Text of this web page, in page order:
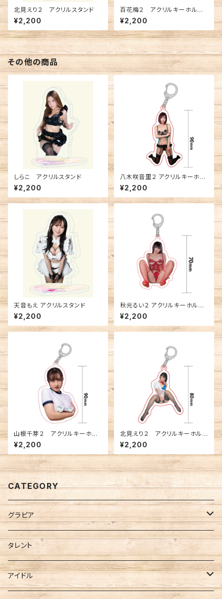
北見えり２ アクリルスタンド
¥2,200
百花梅２ アクリルキーホルダ
ー
¥2,200
その他の商品
しらこ アクリルスタンド
¥2,200
八木咲音里２ アクリルキーホル
ダー
¥2,200
天音もえ アクリルスタンド
¥2,200
秋元るい２ アクリルキーホルダ
ー
¥2,200
山根千芽２ アクリルキーホル
ダー
¥2,200
北見えり２ アクリルキーホルダ
ー
¥2,200
CATEGORY
グラビア
FANTASTICA
Berry Blue
タレント
アイドル